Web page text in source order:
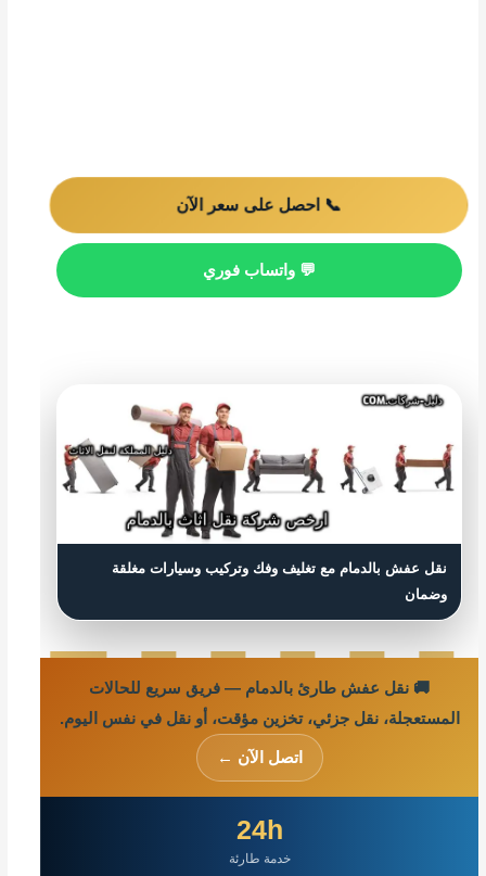
📞 احصل على سعر الآن
💬 واتساب فوري
نقل عفش بالدمام مع تغليف وفك وتركيب وسيارات مغلقة
وضمان
🚚 نقل عفش طارئ بالدمام — فريق سريع للحالات
المستعجلة، نقل جزئي، تخزين مؤقت، أو نقل في نفس اليوم.
اتصل الآن ←
24h
خدمة طارئة